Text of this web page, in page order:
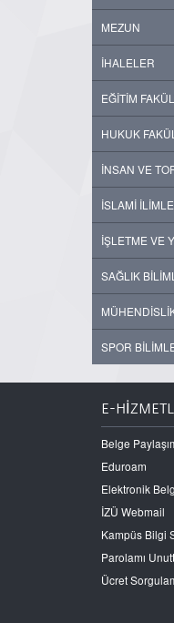
MEZUN
İHALELER
EĞİTİM
HUKUK
İNSAN VE
İSLAMİ
İŞLETME VE
SAĞLIK
SPOR
E-
Belge
Eduroam
Elektronik
İZÜ Webmail
Kampüs Bilgi
Parolamı
Ücret